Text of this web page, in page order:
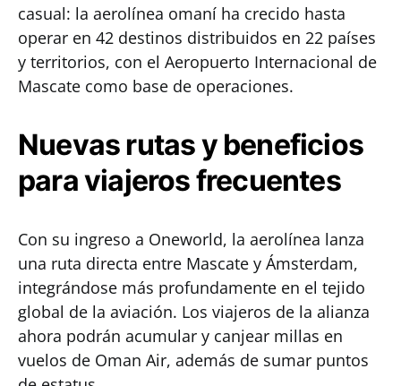
casual: la aerolínea omaní ha crecido hasta
operar en 42 destinos distribuidos en 22 países
y territorios, con el Aeropuerto Internacional de
Mascate como base de operaciones.
Nuevas rutas y beneficios
para viajeros frecuentes
Con su ingreso a Oneworld, la aerolínea lanza
una ruta directa entre Mascate y Ámsterdam,
integrándose más profundamente en el tejido
global de la aviación. Los viajeros de la alianza
ahora podrán acumular y canjear millas en
vuelos de Oman Air, además de sumar puntos